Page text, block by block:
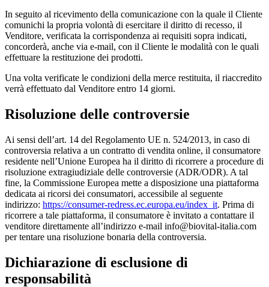
In seguito al ricevimento della comunicazione con la quale il Cliente
comunichi la propria volontà di esercitare il diritto di recesso, il
Venditore, verificata la corrispondenza ai requisiti sopra indicati,
concorderà, anche via e-mail, con il Cliente le modalità con le quali
effettuare la restituzione dei prodotti.
Una volta verificate le condizioni della merce restituita, il riaccredito
verrà effettuato dal Venditore entro 14 giorni.
Risoluzione delle controversie
Ai sensi dell’art. 14 del Regolamento UE n. 524/2013, in caso di
controversia relativa a un contratto di vendita online, il consumatore
residente nell’Unione Europea ha il diritto di ricorrere a procedure di
risoluzione extragiudiziale delle controversie (ADR/ODR). A tal
fine, la Commissione Europea mette a disposizione una piattaforma
dedicata ai ricorsi dei consumatori, accessibile al seguente
indirizzo: https://consumer-redress.ec.europa.eu/index_it. Prima di
ricorrere a tale piattaforma, il consumatore è invitato a contattare il
venditore direttamente all’indirizzo e-mail info@biovital-italia.com
per tentare una risoluzione bonaria della controversia.
Dichiarazione di esclusione di
responsabilità